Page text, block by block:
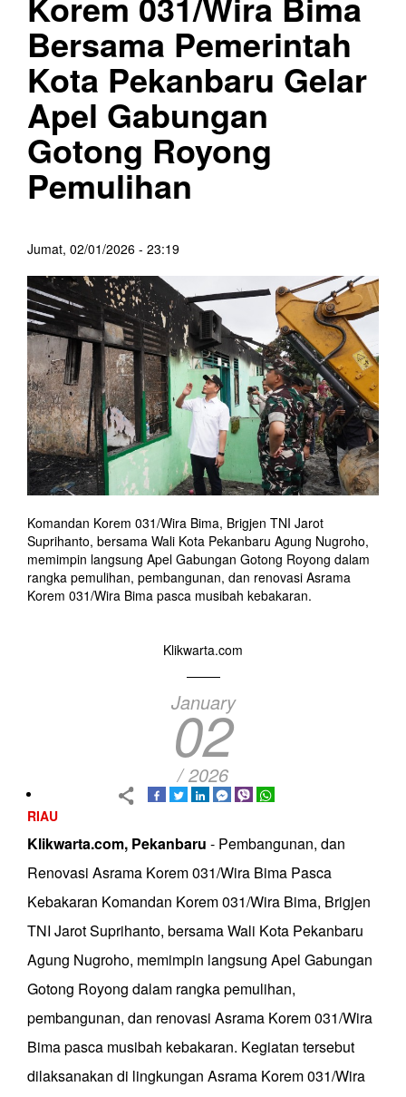
Bersama Pemerintah
Kota Pekanbaru Gelar
Apel Gabungan
Gotong Royong
Pemulihan
Jumat, 02/01/2026 - 23:19
Komandan Korem 031/Wira Bima, Brigjen TNI Jarot
Suprihanto, bersama Wali Kota Pekanbaru Agung Nugroho,
memimpin langsung Apel Gabungan Gotong Royong dalam
rangka pemulihan, pembangunan, dan renovasi Asrama
Korem 031/Wira Bima pasca musibah kebakaran.
Klikwarta.com
January
02
/ 2026
RIAU
Klikwarta.com, Pekanbaru - Pembangunan, dan
Renovasi Asrama Korem 031/Wira Bima Pasca
Kebakaran Komandan Korem 031/Wira Bima, Brigjen
TNI Jarot Suprihanto, bersama Wali Kota Pekanbaru
Agung Nugroho, memimpin langsung Apel Gabungan
Gotong Royong dalam rangka pemulihan,
pembangunan, dan renovasi Asrama Korem 031/Wira
Bima pasca musibah kebakaran. Kegiatan tersebut
dilaksanakan di lingkungan Asrama Korem 031/Wira